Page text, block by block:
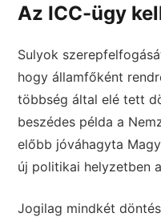
Az ICC-ügy
Sulyok
hogy államfőként
többség által elé tett
beszédes példa a
előbb jóváhagyta
új politikai helyzetben
Jogilag mindkét